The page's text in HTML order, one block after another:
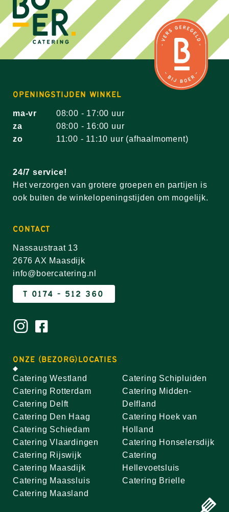
OPENINGSTIJDEN WINKEL
ma-vr
08:00 - 17:00 uur
za
08:00 - 16:00 uur
zo
11:00 - 11:10 uur (afhaalmoment)
24/7 service!
Het verzorgen van grotere groepen en partijen is
ook buiten de winkelopeningstijden om mogelijk.
CONTACT
Nassaustraat 13
2676 AX Maasdijk
info@boercatering.nl
T 0174 - 512 360
ONZE (BEZORG)LOCATIES
Catering Westland
Catering Rotterdam
Catering Delft
Catering Den Haag
Catering Schiedam
Catering Vlaardingen
Catering Rijswijk
Catering Maasdijk
Catering Maassluis
Catering Maasland
Catering Schipluiden
Catering Midden-
Delfland
Catering Hoek van
Holland
Catering Honselersdijk
Catering
Hellevoetsluis
Catering Brielle